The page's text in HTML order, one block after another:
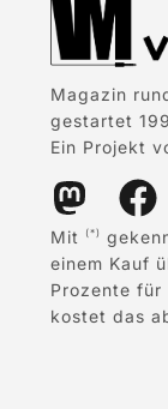
Magazin
gestartet
Ein Projekt
Mit (*)
einem Kauf
Prozente für
kostet das